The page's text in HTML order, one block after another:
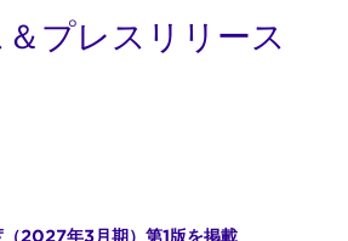
プレスリリース
2027年3月期）第1版を掲載